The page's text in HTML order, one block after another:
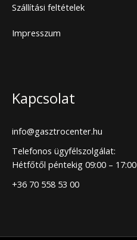
Szállítási feltételek
Impresszum
Kapcsolat
info@gasztrocenter.hu
Telefonos ügyfélszolgálat:
Hétfőtől péntekig 09:00 – 17:00
+36 70 558 53 00